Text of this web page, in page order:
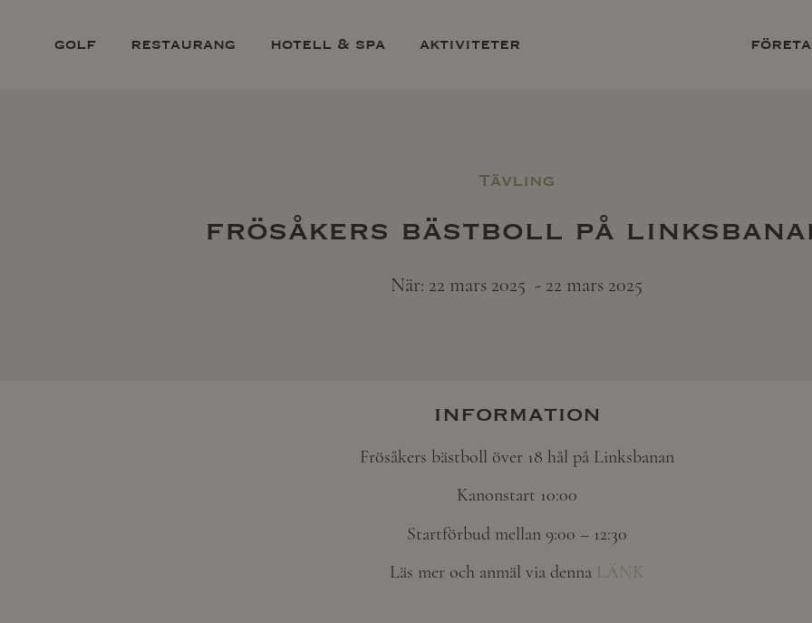
golf restaurang hotell & spa aktiviteter
Tävling
frösåkers bästboll på
När: 22 mars 2025 - 22 mars 2025
information
Frösåkers bästboll över 18 hål på Linksbanan
Kanonstart 10:00
Startförbud mellan 9:00 – 12:30
Läs mer och anmäl via denna LÄNK